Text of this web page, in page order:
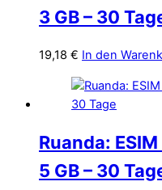
3 GB – 30
19,18 € In den
Ruanda:
5 GB – 30